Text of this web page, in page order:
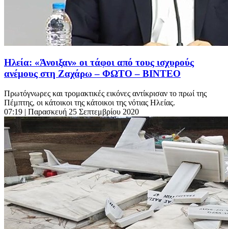
Ηλεία: «Άνοιξαν» οι τάφοι από τους ισχυρούς
ανέμους στη Ζαχάρω – ΦΩΤΟ – ΒΙΝΤΕΟ
Πρωτόγνωρες και τρομακτικές εικόνες αντίκρισαν το πρωί της
Πέμπτης, οι κάτοικοι της κάτοικοι της νότιας Ηλείας.
07:19 | Παρασκευή 25 Σεπτεμβρίου 2020